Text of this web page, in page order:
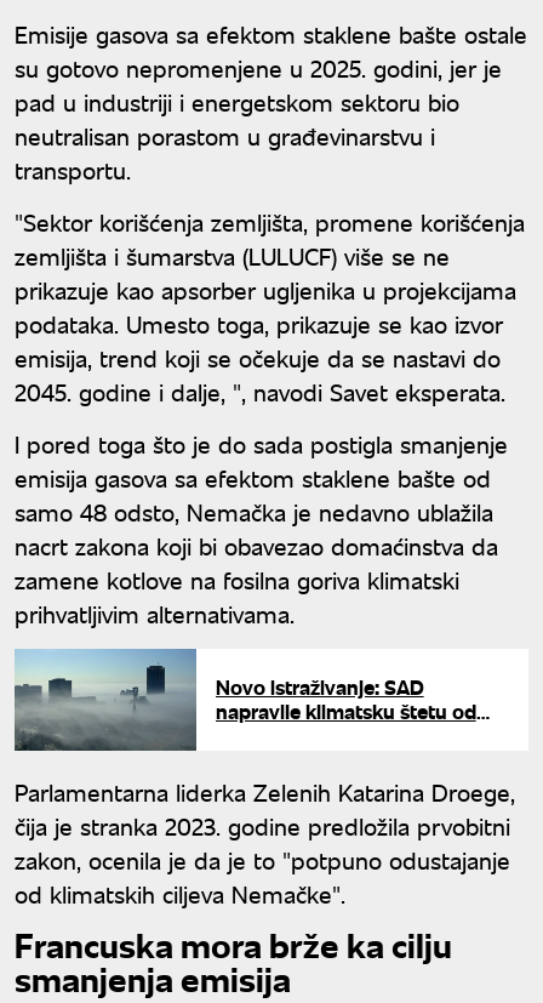
Emisije gasova sa efektom staklene bašte ostale
su gotovo nepromenjene u 2025. godini, jer je
pad u industriji i energetskom sektoru bio
neutralisan porastom u građevinarstvu i
transportu.
"Sektor korišćenja zemljišta, promene korišćenja
zemljišta i šumarstva (LULUCF) više se ne
prikazuje kao apsorber ugljenika u projekcijama
podataka. Umesto toga, prikazuje se kao izvor
emisija, trend koji se očekuje da se nastavi do
2045. godine i dalje, ", navodi Savet eksperata.
I pored toga što je do sada postigla smanjenje
emisija gasova sa efektom staklene bašte od
samo 48 odsto, Nemačka je nedavno ublažila
nacrt zakona koji bi obavezao domaćinstva da
zamene kotlove na fosilna goriva klimatski
prihvatljivim alternativama.
Novo istraživanje: SAD
napravile klimatsku štetu od
Parlamentarna liderka Zelenih Katarina Droege,
čija je stranka 2023. godine predložila prvobitni
zakon, ocenila je da je to "potpuno odustajanje
od klimatskih ciljeva Nemačke".
Francuska mora brže ka cilju
smanjenja emisija